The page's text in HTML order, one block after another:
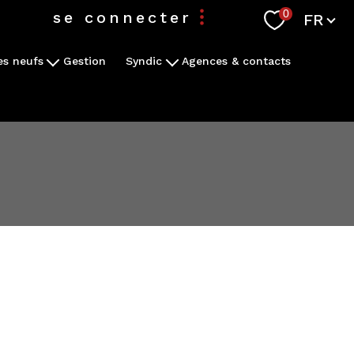
se connecter
espace propriétaire
espace syndic
0 FR
neufs Gestion Syndic Agences & contacts